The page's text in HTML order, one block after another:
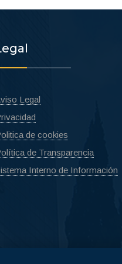
Legal
de cookies
de Transparencia
Interno de Información